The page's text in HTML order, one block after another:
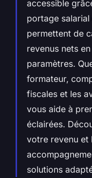
accessible
portage
permettent de
revenus nets
paramètres.
formateur,
fiscales et les
vous aide à
éclairées.
votre revenu et
solutions